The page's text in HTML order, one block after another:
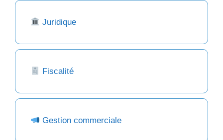
Juridique
Fiscalité
Gestion commerciale